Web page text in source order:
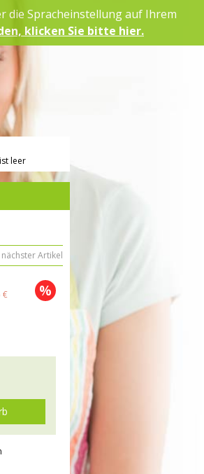
die Spracheinstellung auf Ihrem
klicken Sie bitte hier.
leer
nächster Artikel
%
€